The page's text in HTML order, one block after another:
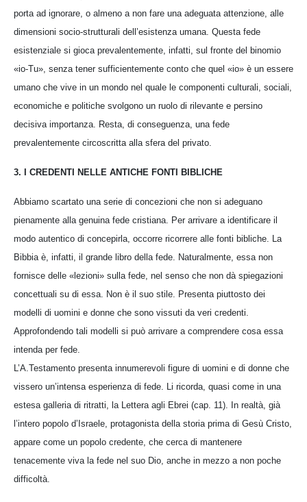
porta ad ignorare, o almeno a non fare una adeguata attenzione, alle
dimensioni socio-strutturali dell’esistenza umana. Questa fede
esistenziale si gioca prevalentemente, infatti, sul fronte del binomio
«io-Tu», senza tener sufficientemente conto che quel «io» è un essere
umano che vive in un mondo nel quale le componenti culturali, sociali,
economiche e politiche svolgono un ruolo di rilevante e persino
decisiva importanza. Resta, di conseguenza, una fede
prevalentemente circoscritta alla sfera del privato.
3. I CREDENTI NELLE ANTICHE FONTI BIBLICHE
Abbiamo scartato una serie di concezioni che non si adeguano
pienamente alla genuina fede cristiana. Per arrivare a identificare il
modo autentico di concepirla, occorre ricorrere alle fonti bibliche. La
Bibbia è, infatti, il grande libro della fede. Naturalmente, essa non
fornisce delle «lezioni» sulla fede, nel senso che non dà spiegazioni
concettuali su di essa. Non è il suo stile. Presenta piuttosto dei
modelli di uomini e donne che sono vissuti da veri credenti.
Approfondendo tali modelli si può arrivare a comprendere cosa essa
intenda per fede.
L’A.Testamento presenta innumerevoli figure di uomini e di donne che
vissero un’intensa esperienza di fede. Li ricorda, quasi come in una
estesa galleria di ritratti, la Lettera agli Ebrei (cap. 11). In realtà, già
l’intero popolo d’Israele, protagonista della storia prima di Gesù Cristo,
appare come un popolo credente, che cerca di mantenere
tenacemente viva la fede nel suo Dio, anche in mezzo a non poche
difficoltà.